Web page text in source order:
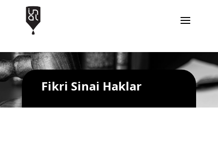
Fikri Sinai Haklar